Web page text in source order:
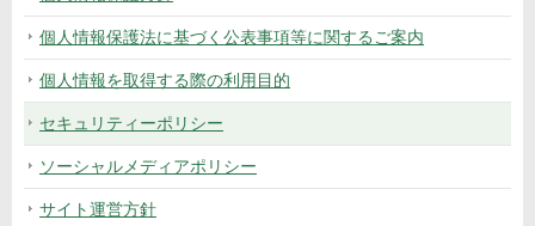
個人情報保護法に基づく公表事項等に関するご案内
個人情報を取得する際の利用目的
セキュリティーポリシー
ソーシャルメディアポリシー
サイト運営方針